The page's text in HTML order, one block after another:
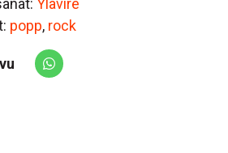
Ylävire
popp, rock
Share via Whatsapp